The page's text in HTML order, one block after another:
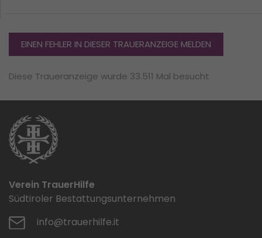
EINEN FEHLER IN DIESER TRAUERANZEIGE MELDEN
Diese Traueranzeige wurde 33.511 Mal besucht
Verein TrauerHilfe
Südtiroler Bestattungsunternehmen
info@trauerhilfe.it